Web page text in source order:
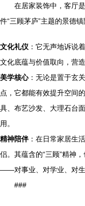
在居家装饰中，客厅
件“三顾茅庐”主题的景德
文化礼仪 ：它无声地诉说
文化底蕴与价值取向，营
美学核心：无论是置于玄
点，它都能有效提升空间
具、布艺沙发、大理石台
用。
精神陪伴：在日常家居生
侣。其蕴含的“三顾”精神
——对事业、对学业、对生
###